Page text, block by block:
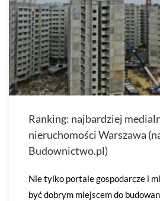
Ranking: najbardziej
nieruchomości Warszawa
Budownictwo.pl)
Nie tylko portale gospodarcze i
być dobrym miejscem do